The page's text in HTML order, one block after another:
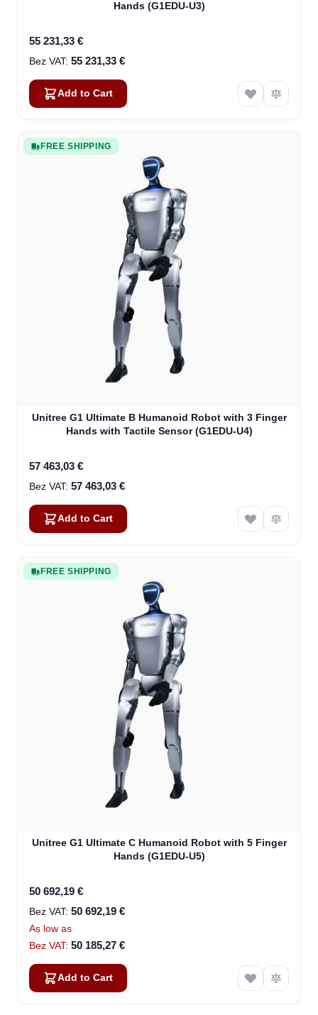
Hands (G1EDU-U3)
55 231,33 €
55 231,33 €
Add to Cart
FREE SHIPPING
Unitree G1 Ultimate B Humanoid Robot with 3 Finger
Hands with Tactile Sensor (G1EDU-U4)
57 463,03 €
57 463,03 €
Add to Cart
FREE SHIPPING
Unitree G1 Ultimate C Humanoid Robot with 5 Finger
Hands (G1EDU-U5)
50 692,19 €
50 692,19 €
As low as
50 185,27 €
Add to Cart